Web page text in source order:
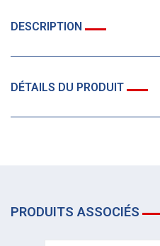
DESCRIPTION
DÉTAILS DU PRODUIT
PRODUITS ASSOCIÉS